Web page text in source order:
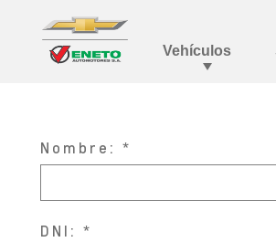
Nombre:
DNI: